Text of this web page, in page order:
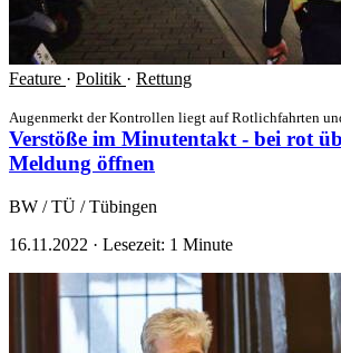
Feature · Politik · Rettung
Augenmerkt der Kontrollen liegt auf Rotlichfahrten
Verstöße im Minutentakt - bei rot
Meldung öffnen
BW / TÜ / Tübingen
16.11.2022 · Lesezeit: 1 Minute